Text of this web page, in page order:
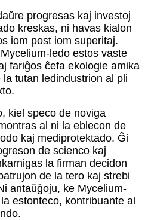
progresas kaj investoj
kreskas, ni havas kialon
iom post iom superitaj.
ledo estos vaste
fariĝos ĉefa ekologie amika
tutan ledindustrion al pli
kiel speco de noviga
al ni la eblecon de
kaj mediprotektado. Ĝi
de scienco kaj
la firman decidon
de la tero kaj strebi
antaŭĝoju, ke Mycelium-
estonteco, kontribuante al